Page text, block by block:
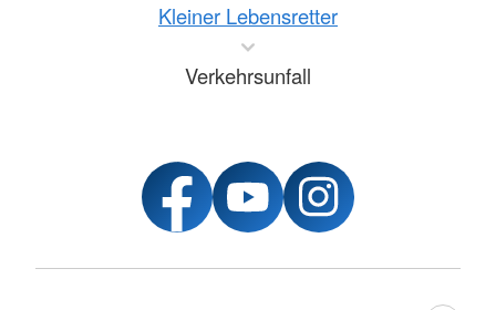
Kleiner Lebensretter
Verkehrsunfall